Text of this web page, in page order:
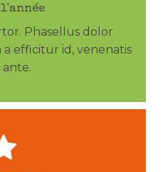
Phasellus dolor
efficitur id, venenatis
ante.